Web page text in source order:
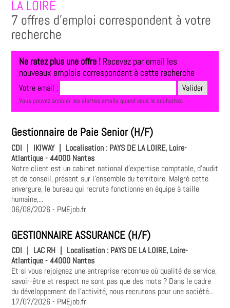
LA LOIRE
7 offres d'emploi correspondent à votre
recherche
Ne ratez plus une offre ! Recevez par email les
nouveaux emplois correspondant à cette recherche
Votre email :
Vous pouvez annuler les alertes emails quand vous le souhaitez.
Gestionnaire de Paie Senior (H/F)
CDI | IKIWAY | Localisation : PAYS DE LA LOIRE, Loire-
Atlantique - 44000 Nantes
Notre client est un cabinet national d'expertise comptable, d'audit
et de conseil, présent sur l'ensemble du territoire. Malgré cette
envergure, le bureau qui recrute fonctionne en équipe à taille
humaine,...
06/08/2026- PMEjob.fr
GESTIONNAIRE ASSURANCE (H/F)
CDI LAC RH Localisation : PAYS DE LA LOIRE, Loire-
Atlantique - 44000 Nantes
Et si vous rejoignez une entreprise reconnue où qualité de service,
savoir-être et respect ne sont pas que des mots ? Dans le cadre
du développement de l'activité, nous recrutons pour une société...
17/07/2026- PMEjob.fr